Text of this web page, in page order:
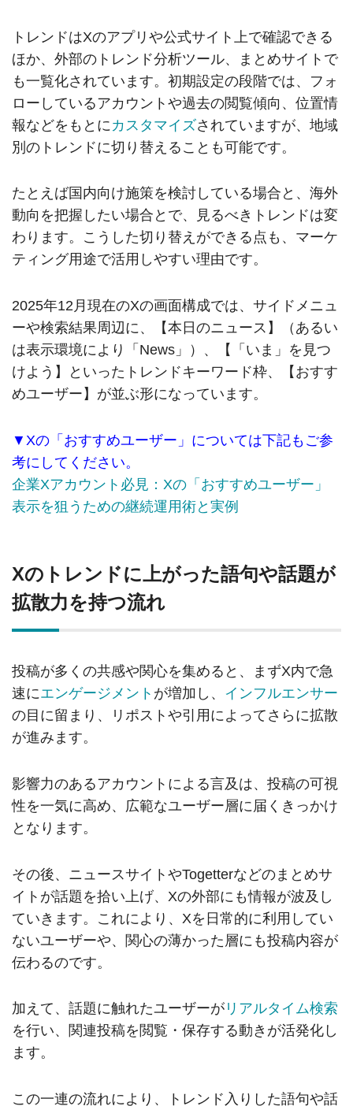
トレンドはXのアプリや公式サイト上で確認できる
ほか、外部のトレンド分析ツール、まとめサイトで
も一覧化されています。初期設定の段階では、フォ
ローしているアカウントや過去の閲覧傾向、位置情
報などをもとに カスタマイズされていますが、地域
別のトレンドに切り替えることも可能です。
たとえば国内向け施策を検討している場合と、海外
動向を把握したい場合とで、見るべきトレンドは変
わります。こうした切り替えができる点も、マーケ
ティング用途で活用しやすい理由です。
2025年12月現在のXの画面構成では、サイドメニュ
ーや検索結果周辺に、【本日のニュース】（あるい
は表示環境により「News」）、【「いま」を見つ
けよう】といったトレンドキーワード枠、【おすす
めユーザー】が並ぶ形になっています。
▼Xの「おすすめユーザー」については下記もご参
考にしてください。
企業Xアカウント必見：Xの「おすすめユーザー」
表示を狙うための継続運用術と実例
Xのトレンドに上がった語句や話題が
拡散力を持つ流れ
投稿が多くの共感や関心を集めると、まずX内で急
速にエンゲージメント が増加し、 インフルエンサー
の目に留まり、リポストや引用によってさらに拡散
が進みます。
影響力のあるアカウントによる言及は、投稿の可視
性を一気に高め、広範なユーザー層に届くきっかけ
となります。
その後、ニュースサイトやTogetterなどのまとめサ
イトが話題を拾い上げ、Xの外部にも情報が波及し
ていきます。これにより、Xを日常的に利用してい
ないユーザーや、関心の薄かった層にも投稿内容が
伝わるのです。
加えて、話題に触れたユーザーが リアルタイム検索
を行い、関連投稿を閲覧・保存する動きが活発化し
ます。
この一連の流れにより、トレンド入りした語句や話